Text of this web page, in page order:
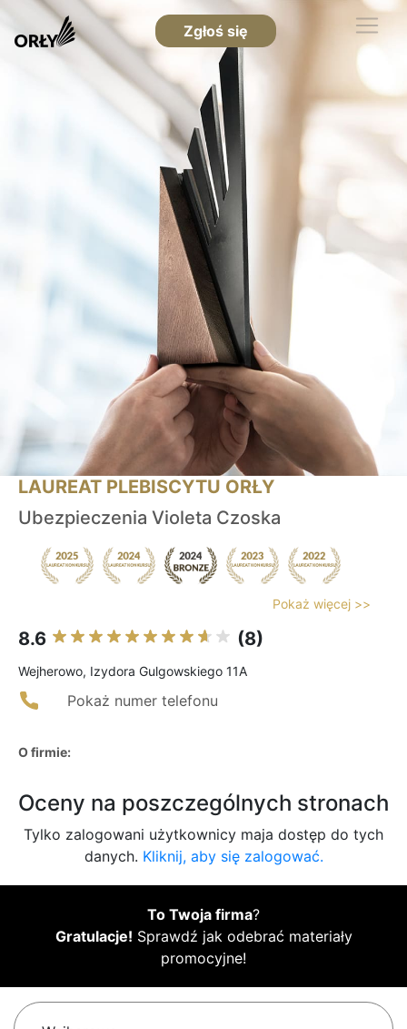
Zgłoś się
LAUREAT PLEBISCYTU ORŁY
Ubezpieczenia Violeta Czoska
Pokaż więcej >>
8.6 (8)
Wejherowo, Izydora Gulgowskiego 11A
Pokaż numer telefonu
O firmie:
Oceny na poszczególnych stronach
Tylko zalogowani użytkownicy maja dostęp do tych
danych. Kliknij, aby się zalogować.
To Twoja firma?
Gratulacje! Sprawdź jak odebrać materiały
promocyjne!